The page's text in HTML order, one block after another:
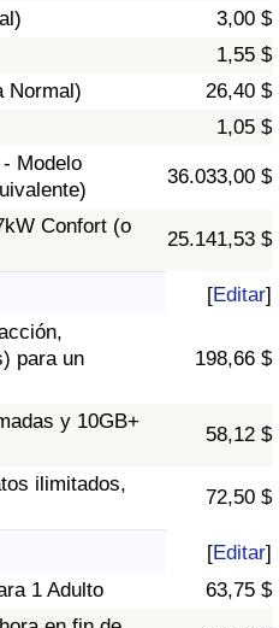
3,00 $
1,55 $
Normal)
26,40 $
1,05 $
Modelo
36.033,00 $
Confort (o
25.141,53 $
[Editar]
para un
198,66 $
y 10GB+
58,12 $
ilimitados,
72,50 $
[Editar]
1 Adulto
63,75 $